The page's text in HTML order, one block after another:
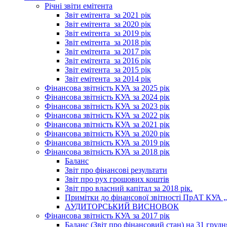
Річні звіти емітента
Звіт емітента_за 2021 рік
Звіт емітента_за 2020 рік
Звіт емітента_за 2019 рік
Звіт емітента_за 2018 рік
Звіт емітента_за 2017 рік
Звіт емітента_за 2016 рік
Звіт емітента_за 2015 рік
Звіт емітента_за 2014 рік
Фінансова звітність КУА за 2025 рік
Фінансова звітність КУА за 2024 рік
Фінансова звітність КУА за 2023 рік
Фінансова звітність КУА за 2022 рік
Фінансова звітність КУА за 2021 рік
Фінансова звітність КУА за 2020 рік
Фінансова звітність КУА за 2019 рік
Фінансова звітність КУА за 2018 рік
Баланс
Звіт про фінансові результати
Звіт про рух грошових коштів
Звіт про власний капітал за 2018 рік.
Примітки до фінансової звітності ПрАТ КУА
АУДИТОРСЬКИЙ ВИСНОВОК
Фінансова звітність КУА за 2017 рік
Баланс (Звіт про фінансовий стан) на 31